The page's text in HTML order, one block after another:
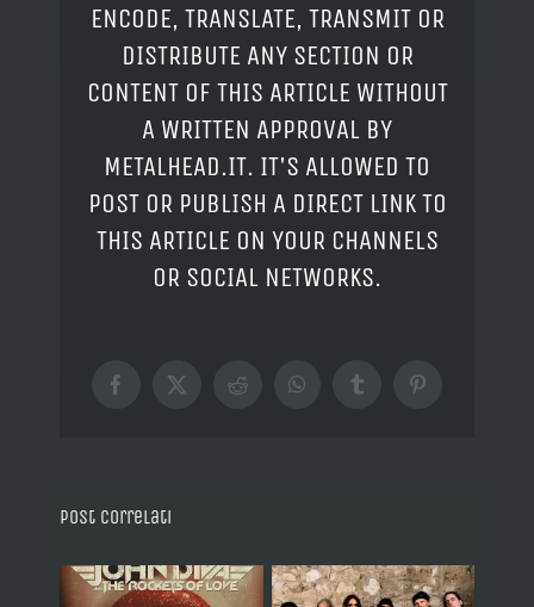
ENCODE, TRANSLATE, TRANSMIT OR
DISTRIBUTE ANY SECTION OR
CONTENT OF THIS ARTICLE WITHOUT
A WRITTEN APPROVAL BY
METALHEAD.IT. IT'S ALLOWED TO
POST OR PUBLISH A DIRECT LINK TO
THIS ARTICLE ON YOUR CHANNELS
OR SOCIAL NETWORKS.
Facebook
X RedditWhatsAppTumblrPinterest
Post correlati